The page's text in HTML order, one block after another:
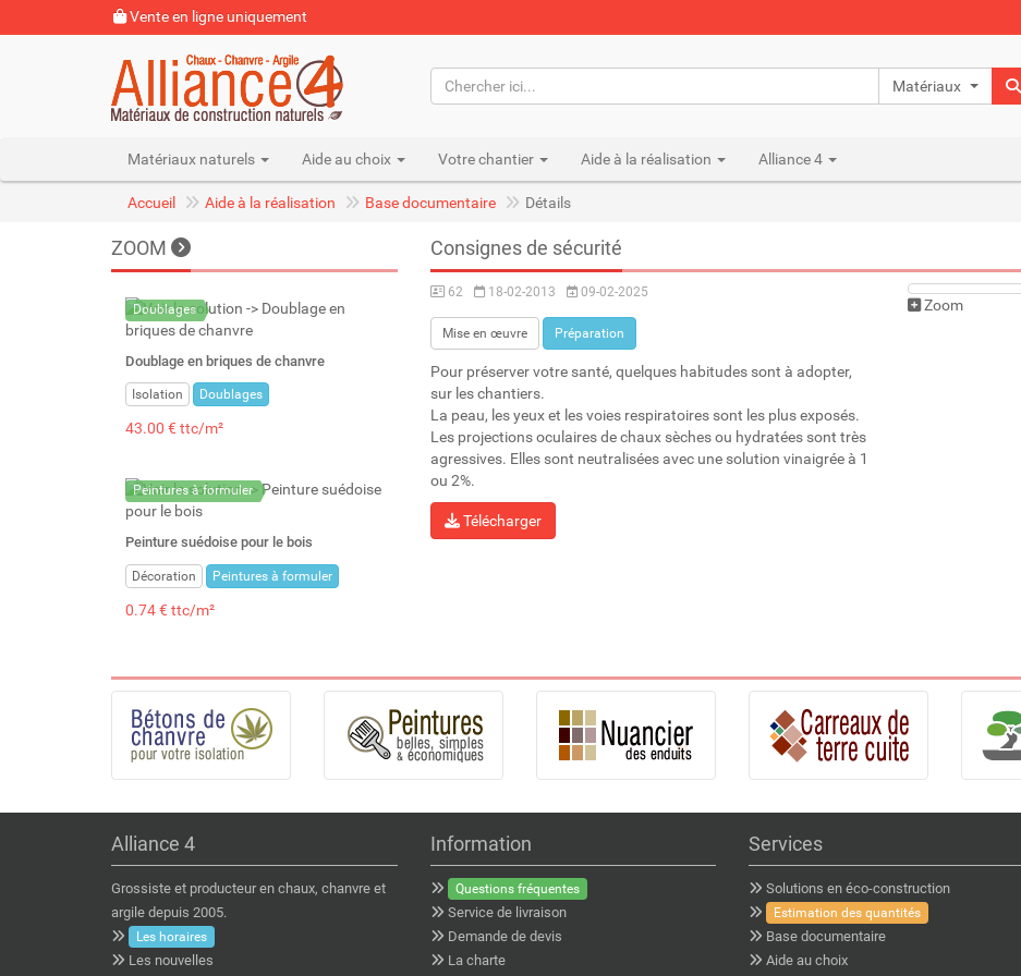
Vente en ligne uniquement
Matériaux naturels
Matériaux naturels Aide au choix Votre chantier Aide à la réalisation Alliance 4
Accueil Aide à la réalisation Base documentaire Détails
ZOOM
Doublages
Doublage en briques de chanvre
Isolation Doublages
43.00 € ttc/m²
Peintures à formuler
Peinture suédoise pour le bois
Décoration Peintures à formuler
0.74 € ttc/m²
Consignes de sécurité
62 18-02-2013 09-02-2025
Mise en œuvre Préparation
Pour préserver votre santé, quelques habitudes sont à adopter,
sur les chantiers.
La peau, les yeux et les voies respiratoires sont les plus exposés.
Les projections oculaires de chaux sèches ou hydratées sont très
agressives. Elles sont neutralisées avec une solution vinaigrée à 1
ou 2%.
Télécharger
Zoom
Alliance 4
Grossiste et producteur en chaux, chanvre et
argile depuis 2005.
Les horaires
Les nouvelles
Information
Questions fréquentes
Service de livraison
Demande de devis
La charte
Services
Solutions en éco-construction
Estimation des quantités
Base documentaire
Aide au choix